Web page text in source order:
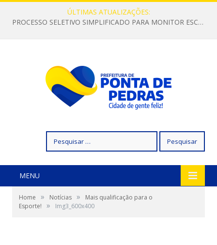
ÚLTIMAS ATUALIZAÇÕES:
PROCESSO SELETIVO SIMPLIFICADO PARA MONITOR ESCOLAR
por:
MENU
Home » Notícias »
Mais qualificação para o
Esporte!
» Img3_600x400